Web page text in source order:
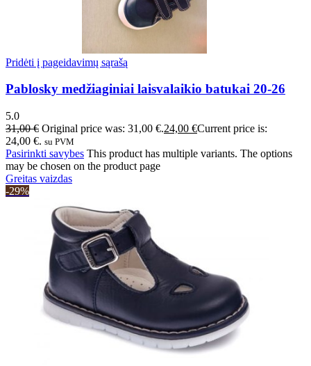
Pridėti į pageidavimų sąrašą
Pablosky medžiaginiai laisvalaikio batukai 20-26
5.0
31,00€ Original price was: 31,00 €.24,00 €Current price is:
24,00 €. su PVM
Pasirinkti savybes This product has multiple variants. The options
may be chosen on the product page
Greitas vaizdas
-29%